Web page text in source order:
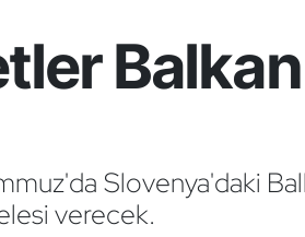
Slovenya'daki
verecek.